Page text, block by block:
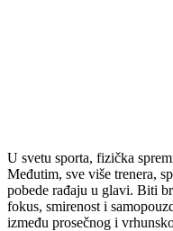
U svetu sporta, fizička
Međutim, sve više trenera,
pobede rađaju u glavi. Biti
fokus, smirenost i
između prosečnog i